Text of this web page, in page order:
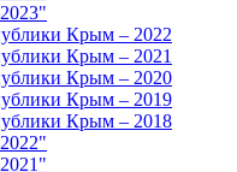
Крым – 2022
Крым – 2021
Крым – 2020
Крым – 2019
Крым – 2018